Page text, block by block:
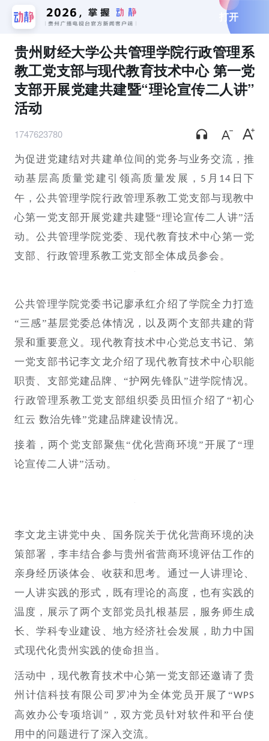
打开
贵州财经大学公共管理学院行政管理系
教工党支部与现代教育技术中心 第一党
支部开展党建共建暨“理论宣传二人讲”
活动
1747623780
为促进党建结对共建单位间的党务与业务交流，推
动基层高质量党建引领高质量发展， 5 月 14 日下
午，公共管理学院行政管理系教工党支部与现教中
心第一党支部开展党建共建暨“理论宣传二人讲”活
动。公共管理学院党委、现代教育技术中心第一党
支部、行政管理系教工党支部全体成员参会。
公共管理学院党委书记廖承红介绍了学院全力打造
“三感”基层党委总体情况，以及两个支部共建的背
景和重要意义。现代教育技术中心党总支书记、第
一党支部书记李文龙介绍了现代教育技术中心职能
职责、支部党建品牌、“护网先锋队”进学院情况。
行政管理系教工党支部组织委员田恒介绍了“初心
红云 数治先锋”党建品牌建设情况。
接着，两个党支部聚焦 “优化营商环境”开展了“理
论宣传二人讲”活动。
李文龙主讲党中央、国务院关于优化营商环境的决
策部署 ，李丰结合参与贵州省营商环境评估工作的
亲身经历谈体会、收获和思考。通过一人讲理论、
一人讲实践的形式，既有理论的高度，也有实践的
温度，展示了两个支部党员扎根基层，服务师生成
长、学科专业建设、地方经济社会发展，助力中国
式现代化贵州实践的使命担当。
活动中， 现代教育技术中心第一党支部还邀请了贵
州计信科技有限公司罗冲为全体党员开展了 “WPS
高效办公专项培训”，双方党员针对软件和平台使
用中的问题进行了深入交流。